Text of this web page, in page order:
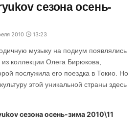
сезона осень-
2010 13:23
музыку на подиум появлялись
коллекции Олега Бирюкова,
послужила его поездка в Токио. Но
этой уникальной страны здесь